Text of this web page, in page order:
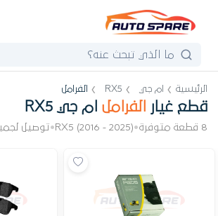
الرئيسية ام جي RX5 الفرامل
قطع غيار الفرامل ام جي RX5
8 قطعة متوفرة •
RX5 (2016 - 2025)
•توصيل